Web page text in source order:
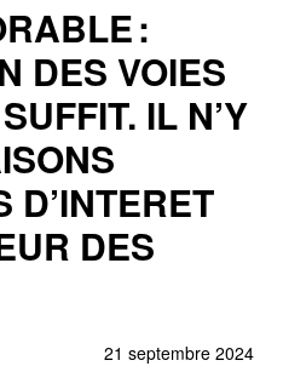
:
DES VOIES
IL N’Y
D’INTERET
DES
21 septembre 2024